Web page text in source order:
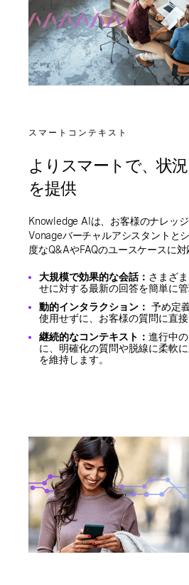
スマートコンテキスト
よりスマートで、状
を提供
Knowledge AIは、お客様のナレッ
Vonageバーチャルアシスタントと
度なQ&AやFAQのユースケースに対
大規模で効果的な会話： さまざ
せに対する最新の回答を簡単に管
動的インタラクション： 予め定
使用せずに、お客様の質問に直接
継続的なコンテキスト： 進行中
に、明確化の質問や脱線に柔軟
を維持します。